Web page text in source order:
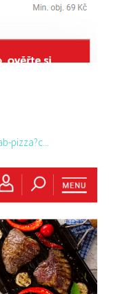
pizza?c...